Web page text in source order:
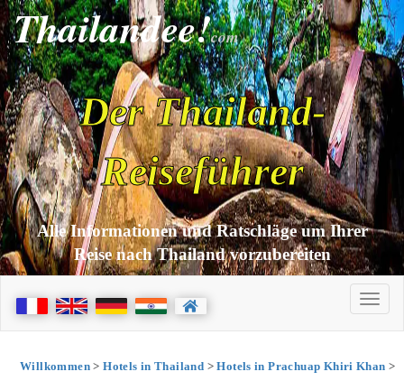
Thailandee!com
Der Thailand-
Reiseführer
Alle Informationen und Ratschläge um Ihrer
Reise nach Thailand vorzubereiten
Willkommen>Hotels in Thailand >Hotels in Prachuap Khiri Khan >